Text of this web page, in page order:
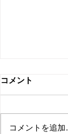
コメント
コメントを追